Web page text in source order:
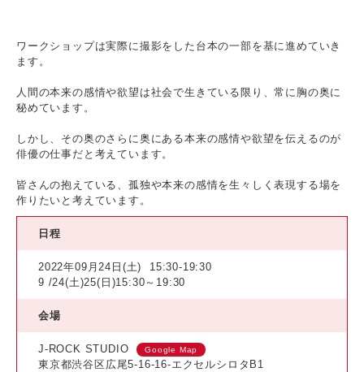
ワークショップは実際に撮影をした台本の一部を基に進めていき
ます。
人間の本来の感情や欲望は社会で生きている限り、常に胸の奥に
秘めています。
しかし、その奥のさらに奥にある本来の感情や欲望を伝えるのが
俳優の仕事だと考えています。
皆さんの抱えている、孤独や本来の感情を生々しく表現する場を
作りたいと考えています。
日程
2022年09月24日(土)
15:30-19:30
9 /24(土)25(日)15:30～19:30
会場
J-ROCK STUDIO Google Map
東京都渋谷区広尾5-16-16-エクセルシロタB1